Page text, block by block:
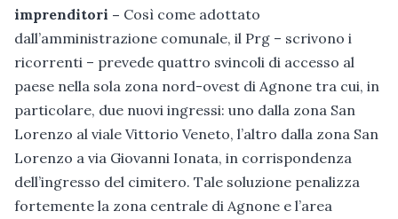
imprenditori – Così come adottato
dall’amministrazione comunale, il Prg – scrivono i
ricorrenti – prevede quattro svincoli di accesso al
paese nella sola zona nord-ovest di Agnone tra cui, in
particolare, due nuovi ingressi: uno dalla zona San
Lorenzo al viale Vittorio Veneto, l’altro dalla zona San
Lorenzo a via Giovanni Ionata, in corrispondenza
dell’ingresso del cimitero. Tale soluzione penalizza
fortemente la zona centrale di Agnone e l’area